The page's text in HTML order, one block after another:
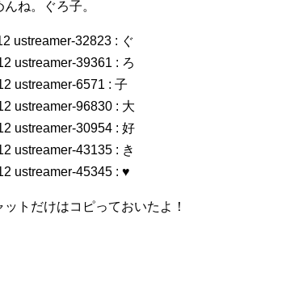
んね。ぐろ子。
ustreamer-32823 : ぐ
ustreamer-39361 : ろ
ustreamer-6571 : 子
ustreamer-96830 : 大
ustreamer-30954 : 好
ustreamer-43135 : き
ustreamer-45345 : ♥
ットだけはコピっておいたよ！